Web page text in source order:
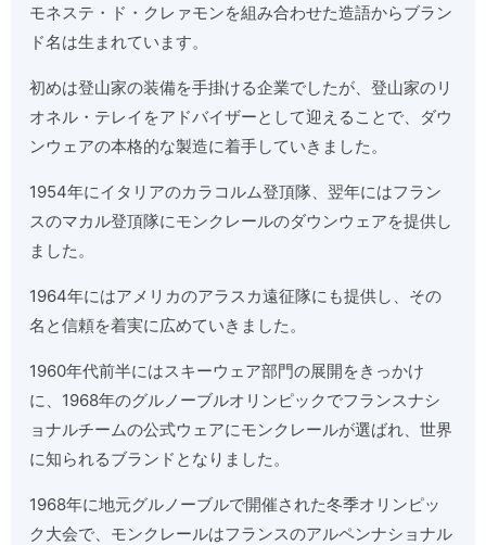
モネステ・ド・クレァモンを組み合わせた造語からブラン
ド名は生まれています。
初めは登山家の装備を手掛ける企業でしたが、登山家のリ
オネル・テレイをアドバイザーとして迎えることで、ダウ
ンウェアの本格的な製造に着手していきました。
1954年にイタリアのカラコルム登頂隊、翌年にはフラン
スのマカル登頂隊にモンクレールのダウンウェアを提供し
ました。
1964年にはアメリカのアラスカ遠征隊にも提供し、その
名と信頼を着実に広めていきました。
1960年代前半にはスキーウェア部門の展開をきっかけ
に、1968年のグルノーブルオリンピックでフランスナシ
ョナルチームの公式ウェアにモンクレールが選ばれ、世界
に知られるブランドとなりました。
1968年に地元グルノーブルで開催された冬季オリンピッ
ク大会で、モンクレールはフランスのアルペンナショナル